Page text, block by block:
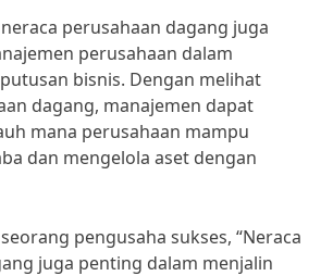
perusahaan dagang juga
perusahaan dalam
bisnis. Dengan melihat
dagang, manajemen dapat
mana perusahaan mampu
dan mengelola aset dengan
pengusaha sukses, “Neraca
juga penting dalam menjalin